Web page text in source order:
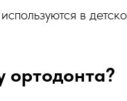
в
ортодонта?